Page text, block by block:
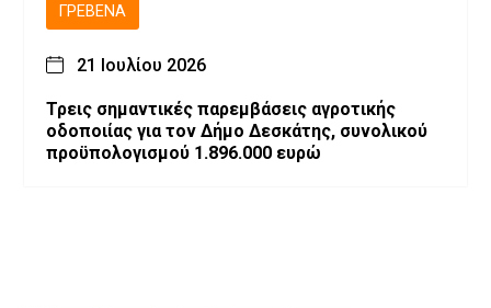
ΓΡΕΒΕΝΆ
21 Ιουλίου 2026
Τρεις σημαντικές παρεμβάσεις αγροτικής
οδοποιίας για τον Δήμο Δεσκάτης, συνολικού
προϋπολογισμού 1.896.000 ευρώ